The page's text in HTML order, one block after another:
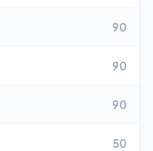
90
90
90
50